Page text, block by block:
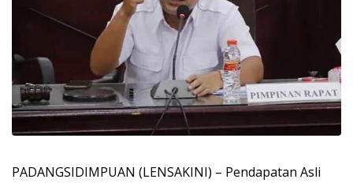
PADANGSIDIMPUAN (LENSAKINI) – Pendapatan Asli